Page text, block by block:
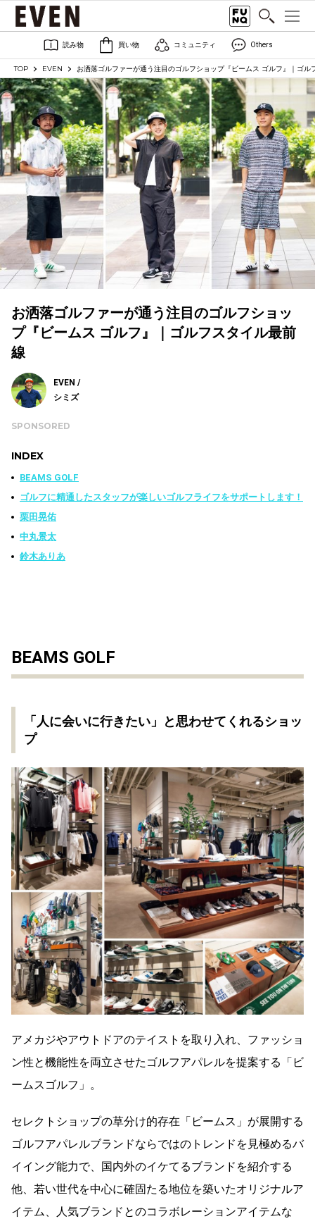
読み物 買い物 コミュニティ Others
TOP EVEN お洒落ゴルファーが通う注目のゴルフショップ『ビームス ゴルフ』｜ゴル
お洒落ゴルファーが通う注目のゴルフショッ
プ『ビームス ゴルフ』｜ゴルフスタイル最前
線
EVEN /
シミズ
SPONSORED
INDEX
BEAMS GOLF
ゴルフに精通したスタッフが楽しいゴルフライフをサポートします！
栗田晃佑
中丸景太
鈴木ありあ
BEAMS GOLF
「人に会いに行きたい」と思わせてくれるショッ
プ
アメカジやアウトドアのテイストを取り入れ、ファッショ
ン性と機能性を両立させたゴルフアパレルを提案する「ビ
ームスゴルフ」。
セレクトショップの草分け的存在「ビームス」が展開する
ゴルフアパレルブランドならではのトレンドを見極めるバ
イイング能力で、国内外のイケてるブランドを紹介する
他、若い世代を中心に確固たる地位を築いたオリジナルア
イテム、人気ブランドとのコラボレーションアイテムな